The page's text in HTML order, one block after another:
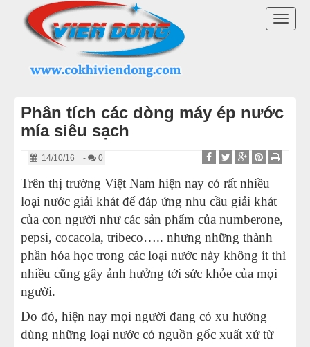
Phân tích các dòng máy ép nước
mía siêu sạch
14/10/16 - 0
Trên thị trường Việt Nam hiện nay có rất nhiều
loại nước giải khát để đáp ứng nhu cầu giải khát
của con người như các sản phẩm của numberone,
pepsi, cocacola, tribeco….. nhưng những thành
phần hóa học trong các loại nước này không ít thì
nhiều cũng gây ảnh hưởng tới sức khỏe của mọi
người.
Do đó, hiện nay mọi người đang có xu hướng
dùng những loại nước có nguồn gốc xuất xứ từ
DANH MỤC SẢN PHẨM
MÁY ÉP MÍA 2025
MÁY ÉP NƯỚC MÍA ĐỂ BÀN
XE NƯỚC MÍA SIÊU SẠCH
MÁY CẠO VỎ MÍA
MÁY ÉP LY NƯỚC MÍA
MÁY PHỤC VỤ GIẢI KHÁT
LINH KIỆN MÁY ÉP MÍA
THIẾT BỊ KHÁC